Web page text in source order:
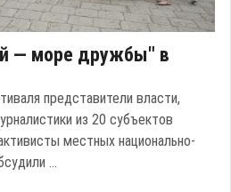
— море дружбы" в
представители власти,
из 20 субъектов
местных национально-
...